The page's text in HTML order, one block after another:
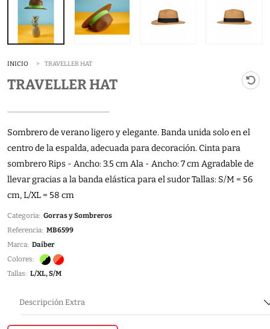
INICIO TRAVELLER HAT
TRAVELLER HAT
Sombrero de verano ligero y elegante. Banda unida solo en el
centro de la espalda, adecuada para decoración. Cinta para
sombrero Rips - Ancho: 3.5 cm Ala - Ancho: 7 cm Agradable de
llevar gracias a la banda elástica para el sudor Tallas: S/M = 56
cm, L/XL = 58 cm
Categoria: Gorras y Sombreros
Referencia: MB6599
Marca: Daiber
Colores:
Tallas: L/XL, S/M
Descripción Extra